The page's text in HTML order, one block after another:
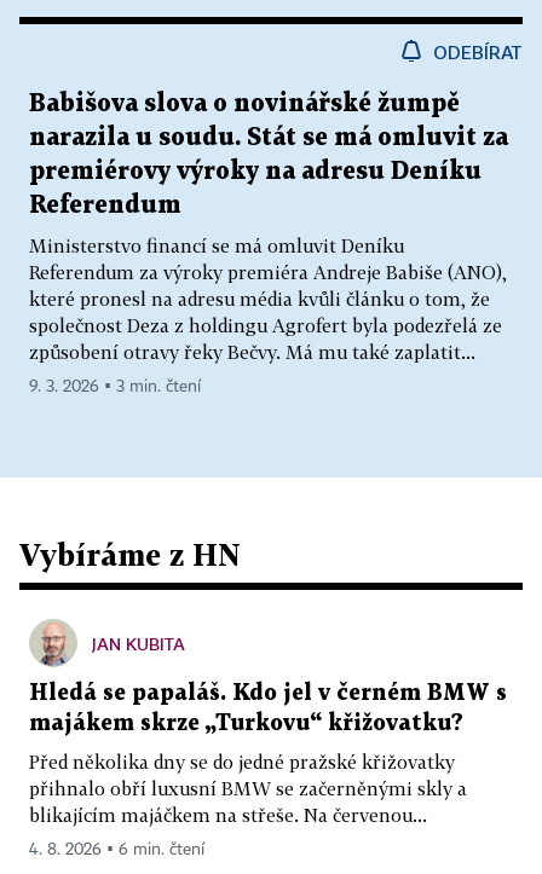
ODEBÍRAT
Babišova slova o novinářské žumpě
narazila u soudu. Stát se má omluvit za
premiérovy výroky na adresu Deníku
Referendum
Ministerstvo financí se má omluvit Deníku
Referendum za výroky premiéra Andreje Babiše (ANO),
které pronesl na adresu média kvůli článku o tom, že
společnost Deza z holdingu Agrofert byla podezřelá ze
způsobení otravy řeky Bečvy. Má mu také zaplatit...
9. 3. 2026 ▪ 3 min. čtení
Vybíráme z HN
JAN KUBITA
Hledá se papaláš. Kdo jel v černém BMW s
majákem skrze „Turkovu“ křižovatku?
Před několika dny se do jedné pražské křižovatky
přihnalo obří luxusní BMW se začerněnými skly a
blikajícím majáčkem na střeše. Na červenou...
4. 8. 2026 ▪ 6 min. čtení